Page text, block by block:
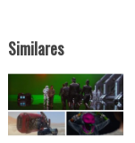
Similares